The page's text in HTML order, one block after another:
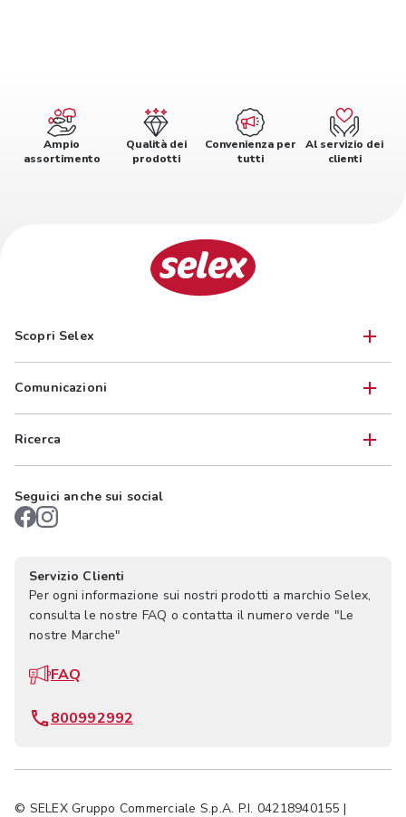
Ampio
assortimento
Qualità dei
prodotti
Convenienza per
tutti
Al servizio dei
clienti
Scopri Selex
Comunicazioni
Ricerca
Seguici anche sui social
Servizio Clienti
Per ogni informazione sui nostri prodotti a marchio Selex,
consulta le nostre FAQ o contatta il numero verde "Le
nostre Marche"
FAQ
800992992
© SELEX Gruppo Commerciale S.p.A. P.I. 04218940155 |